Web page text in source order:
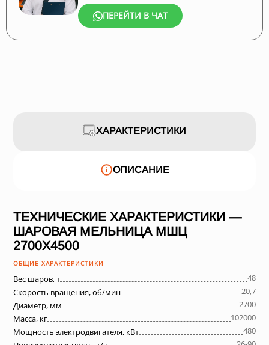
ПЕРЕЙТИ В ЧАТ
ХАРАКТЕРИСТИКИ
ОПИСАНИЕ
ТЕХНИЧЕСКИЕ ХАРАКТЕРИСТИКИ —
ШАРОВАЯ МЕЛЬНИЦА МШЦ
2700Х4500
ОБЩИЕ ХАРАКТЕРИСТИКИ
Вес шаров, т
48
Скорость вращения, об/мин
20,7
Диаметр, мм
2700
Масса, кг
102000
Мощность электродвигателя, кВт
480